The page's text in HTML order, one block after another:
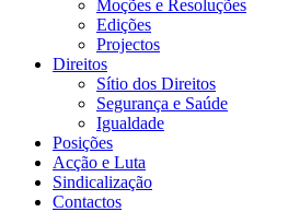
Moções e Resoluções
Edições
Projectos
Direitos
Sítio dos Direitos
Segurança e Saúde
Igualdade
Posições
Acção e Luta
Sindicalização
Contactos